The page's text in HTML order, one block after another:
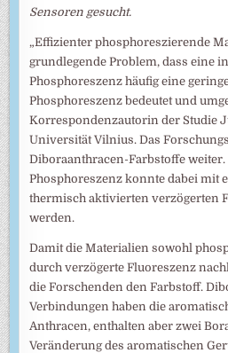
Sensoren gesucht.
„Effizienter phosphoreszierende
grundlegende Problem, dass eine
Phosphoreszenz häufig eine
Phosphoreszenz bedeutet und
Korrespondenzautorin der Studie
Universität Vilnius. Das
Diboraanthracen-Farbstoffe
Phosphoreszenz konnte dabei mit
thermisch aktivierten verzögerten
werden.
Damit die Materialien sowohl
durch verzögerte Fluoreszenz
die Forschenden den Farbstoff.
Verbindungen haben die
Anthracen, enthalten aber zwei
Veränderung des aromatischen